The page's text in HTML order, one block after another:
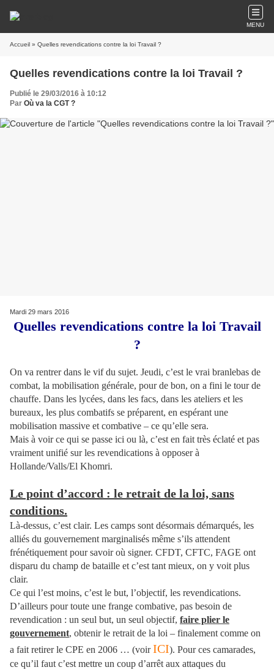
MENU
Accueil » Quelles revendications contre la loi Travail ?
Quelles revendications contre la loi Travail ?
Publié le 29/03/2016 à 10:12
Par Où va la CGT ?
Mardi 29 mars 2016
Quelles revendications contre la loi Travail
?
On va rentrer dans le vif du sujet. Jeudi, c’est le vrai branlebas de
combat, la mobilisation générale, pour de bon, on a fini le tour de
chauffe. Dans les lycées, dans les facs, dans les ateliers et les
bureaux, les plus combatifs se préparent, en espérant une
mobilisation massive et combative – ce qu’elle sera.
Mais à voir ce qui se passe ici ou là, c’est en fait très éclaté et pas
vraiment unifié sur les revendications à opposer à
Hollande/Valls/El Khomri.
Le point d’accord : le retrait de la loi, sans
conditions.
Là-dessus, c’est clair. Les camps sont désormais démarqués, les
alliés du gouvernement marginalisés même s’ils attendent
frénétiquement pour savoir où signer. CFDT, CFTC, FAGE ont
disparu du champ de bataille et c’est tant mieux, on y voit plus
clair.
Ce qui l’est moins, c’est le but, l’objectif, les revendications.
D’ailleurs pour toute une frange combative, pas besoin de
revendication : un seul but, un seul objectif, faire plier le
gouvernement, obtenir le retrait de la loi – finalement comme on
a fait retirer le CPE en 2006 … (voirICI). Pour ces camarades,
ce qu’il faut c’est mettre un coup d’arrêt aux attaques du